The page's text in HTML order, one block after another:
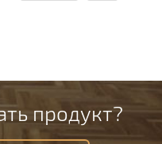
продукт?